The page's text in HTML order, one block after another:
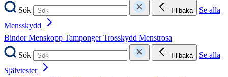
Sök
Tillbaka
Se alla
Mensskydd
BindorMenskopp TampongerTrosskydd Menstrosa
Sök
Tillbaka
Se alla
Självtester